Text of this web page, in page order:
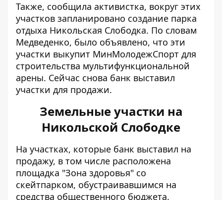
Также, сообщила активистка, вокруг этих
участков запланировано создание парка
отдыха Никольская Слободка. По словам
Медведенко, было объявлено, что эти
участки выкупит МинМолодежСпорт для
строительства мультифункциональной
арены. Сейчас снова банк выставил
участки для продажи.
Земельные участки на
Никольской Слободке
На участках, которые банк выставил на
продажу, в том числе расположена
площадка "Зона здоровья" со
скейтпарком, обустраивавшимся на
средства общественного бюджета.